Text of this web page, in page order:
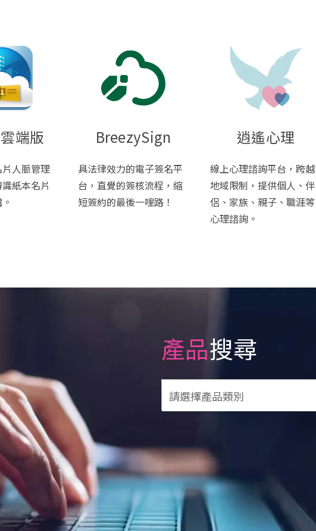
端版
人脈管理
紙本名片
BreezySign
具法律效力的電子簽名平
台，直覺的簽核流程，縮
短簽約的最後一哩路！
逍遙心理
線上心理諮詢平台，跨越
地域限制，提供個人、伴
侶、家族、親子、職涯等
心理諮詢。
產品搜尋
請選擇產品類別